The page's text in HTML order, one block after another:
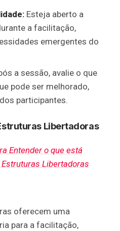
Esteja aberto a
a facilitação,
emergentes do
a sessão, avalie o que
pode ser melhorado,
participantes.
Libertadoras
Entender o que está
Libertadoras
oferecem uma
para a facilitação,